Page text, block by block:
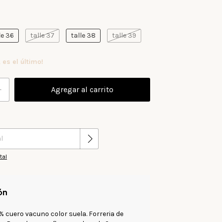
36 talle 37 talle 38 talle 39
es el último!
cuero vacuno color suela. Forreria de